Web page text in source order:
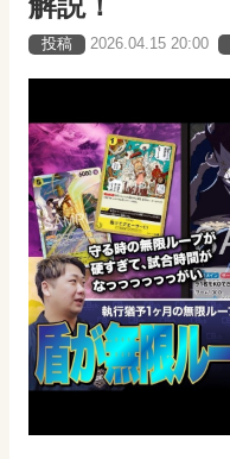
投稿 2026.04.15 20:00